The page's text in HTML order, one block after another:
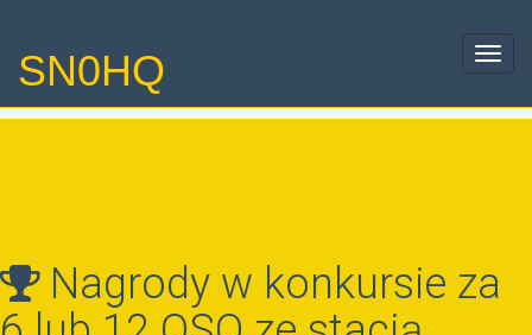
SN0HQ
Nagrody w konkursie za